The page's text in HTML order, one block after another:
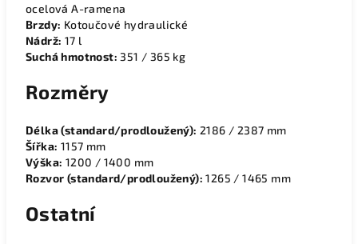
ocelová A-ramena
Brzdy: Kotoučové hydraulické
Nádrž: 17 l
Suchá hmotnost: 351 / 365 kg
Rozměry
Délka (standard/prodloužený): 2186 / 2387 mm
Šířka: 1157 mm
Výška: 1200 / 1400 mm
Rozvor (standard/prodloužený): 1265 / 1465 mm
Ostatní